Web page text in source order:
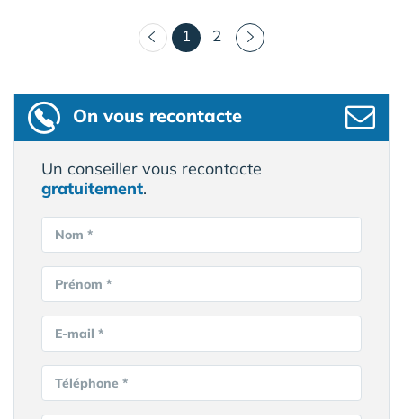
1 (courant)
2
On vous recontacte
Un conseiller vous recontacte
gratuitement.
Nom *
Prénom *
E-mail *
Téléphone *